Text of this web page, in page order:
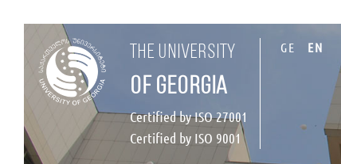
the university
of georgia
Certified by ISO 27001
Certified by ISO 9001
GE EN